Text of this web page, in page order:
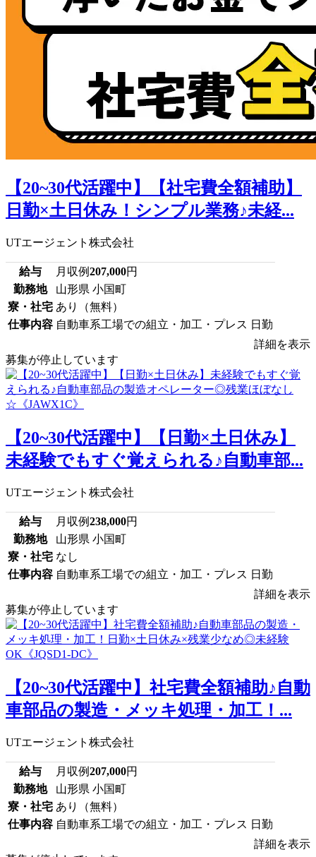
【20~30代活躍中】【社宅費全額補助】
日勤×土日休み！シンプル業務♪未経...
UTエージェント株式会社
給与 月収例207,000円
勤務地
山形県 小国町
寮・社宅 あり（無料）
仕事内容 自動車系工場での組立・加工・プレス 日勤
詳細を表示
募集が停止しています
【20~30代活躍中】【日勤×土日休み】
未経験でもすぐ覚えられる♪自動車部...
UTエージェント株式会社
給与 月収例238,000円
勤務地
山形県 小国町
寮・社宅 なし
仕事内容 自動車系工場での組立・加工・プレス 日勤
詳細を表示
募集が停止しています
【20~30代活躍中】社宅費全額補助♪自動
車部品の製造・メッキ処理・加工！...
UTエージェント株式会社
給与 月収例207,000円
勤務地
山形県 小国町
寮・社宅 あり（無料）
仕事内容 自動車系工場での組立・加工・プレス 日勤
詳細を表示